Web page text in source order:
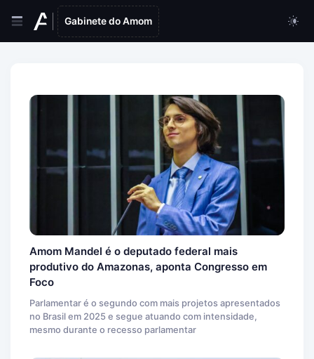
Gabinete do Amom
Amom Mandel é o deputado federal mais
produtivo do Amazonas, aponta Congresso em
Foco
Parlamentar é o segundo com mais projetos apresentados
no Brasil em 2025 e segue atuando com intensidade,
mesmo durante o recesso parlamentar